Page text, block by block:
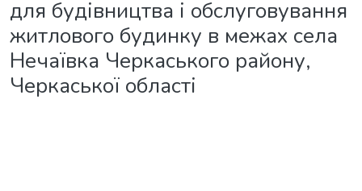
для будівництва і обслуговування
житлового будинку в межах села
Нечаївка Черкаського району,
Черкаської області